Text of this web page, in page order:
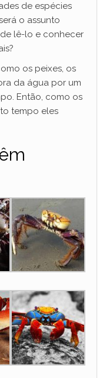
de espécies
o assunto
lê-lo e conhecer
os peixes, os
da água por um
Então, como os
tempo eles